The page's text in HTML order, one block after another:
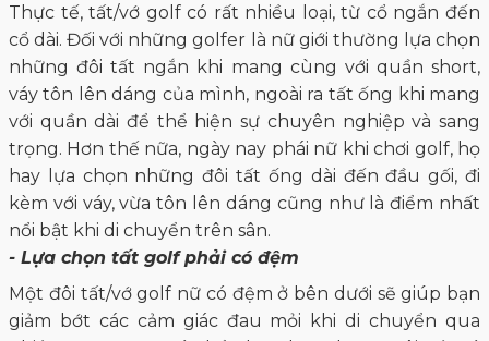
Thực tế, tất/vớ golf có rất nhiều loại, từ cổ ngắn đến
cổ dài. Đối với những golfer là nữ giới thường lựa chọn
những đôi tất ngắn khi mang cùng với quần short,
váy tôn lên dáng của mình, ngoài ra tất ống khi mang
với quần dài để thể hiện sự chuyên nghiệp và sang
trọng. Hơn thế nữa, ngày nay phái nữ khi chơi golf, họ
hay lựa chọn những đôi tất ống dài đến đầu gối, đi
kèm với váy, vừa tôn lên dáng cũng như là điểm nhất
nổi bật khi di chuyển trên sân.
- Lựa chọn tất golf phải có đệm
Một đôi tất/vớ golf nữ có đệm ở bên dưới sẽ giúp bạn
giảm bớt các cảm giác đau mỏi khi di chuyển qua